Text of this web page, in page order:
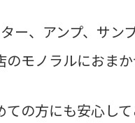
ー、アンプ、サ
モノラルにおまか
の方にも安心し